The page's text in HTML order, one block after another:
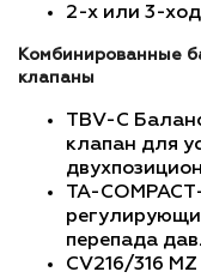
2-х или 3-
Комбинированные
клапаны
TBV-C
клапан для
TA-
перепада
CV216/316